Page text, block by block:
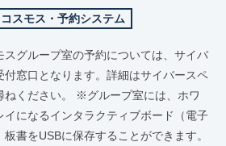
スモス・予約システム
グループ室の予約については、サイバ
付窓口となります。詳細はサイバースペ
ねください。 ※グループ室には、ホワ
イになるインタラクティブボード（電子
書をUSBに保存することができます。